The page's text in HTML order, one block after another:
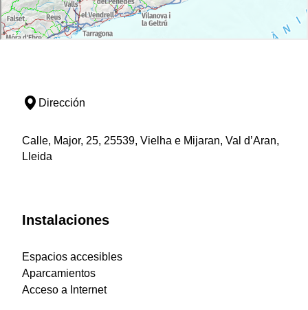
Dirección
Calle, Major, 25, 25539, Vielha e Mijaran, Val d’Aran,
Lleida
Instalaciones
Espacios accesibles
Aparcamientos
Acceso a Internet